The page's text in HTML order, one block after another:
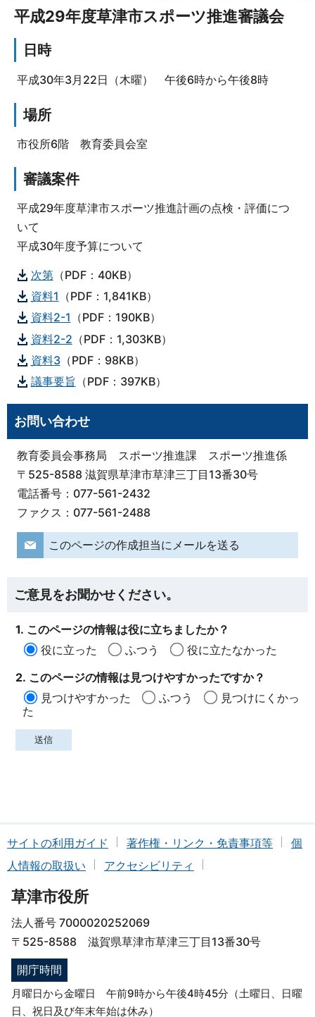
平成29年度草津市スポーツ推進審議会
日時
平成30年3月22日（木曜） 午後6時から午後8時
場所
市役所6階 教育委員会室
審議案件
平成29年度草津市スポーツ推進計画の点検・評価につ
いて
平成30年度予算について
次第（PDF：40KB）
資料1 （PDF：1,841KB）
資料2-1 （PDF：190KB）
資料2-2 （PDF：1,303KB）
資料3（PDF：98KB）
議事要旨 （PDF：397KB）
お問い合わせ
教育委員会事務局 スポーツ推進課 スポーツ推進係
〒525-8588 滋賀県草津市草津三丁目13番30号
電話番号：077-561-2432
ファクス：077-561-2488
このページの作成担当にメールを送る
ご意見をお聞かせください。
1. このページの情報は役に立ちましたか？
役に立った
ふつう
役に立たなかった
2. このページの情報は見つけやすかったですか？
見つけやすかった
ふつう
見つけにくかっ
た
サイトの利用ガイド 著作権・リンク・免責事項等
個
人情報の取扱い
アクセシビリティ
草津市役所
法人番号 7000020252069
〒525-8588 滋賀県草津市草津三丁目13番30号
開庁時間
月曜日から金曜日 午前9時から午後4時45分（土曜日、日曜
日、祝日及び年末年始は休み）